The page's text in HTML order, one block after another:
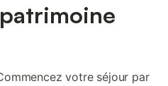
votre séjour par